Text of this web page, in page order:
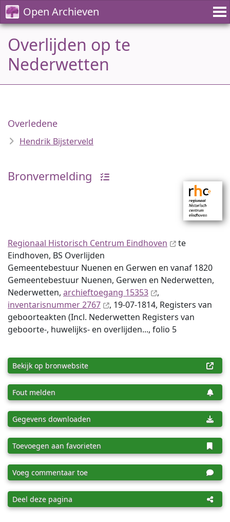
Open Archieven
Overlijden op te
Nederwetten
Overledene
Hendrik Bijsterveld
Bronvermelding
Regionaal Historisch Centrum Eindhoven
te
Eindhoven, BS Overlijden
Gemeentebestuur Nuenen en Gerwen en vanaf 1820
Gemeentebestuur Nuenen, Gerwen en Nederwetten,
Nederwetten, archieftoegang 15353
,
inventaris­num­mer 2767
, 19-07-1814, Registers van
geboorteakten (Incl. Nederwetten Registers van
geboorte-, huwelijks- en overlijden..., folio 5
Bekijk op bronwebsite
Fout melden
Gegevens downloaden
Toevoegen aan favorieten
Voeg commentaar toe
Deel deze pagina